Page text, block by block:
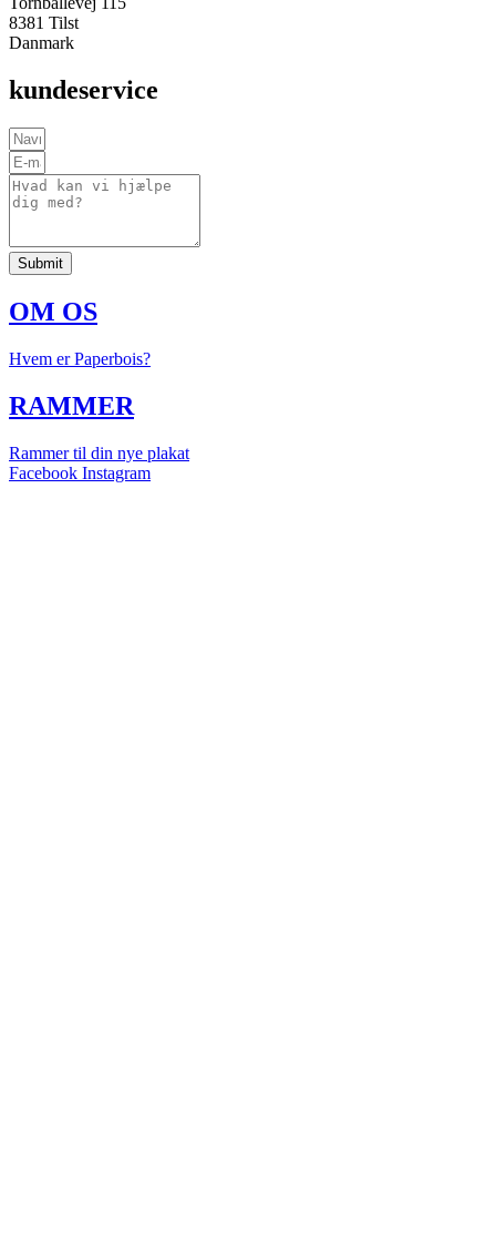
8381 Tilst
Danmark
kundeservice
Submit
OM OS
Hvem er Paperbois?
RAMMER
Rammer til din nye plakat
Facebook Instagram